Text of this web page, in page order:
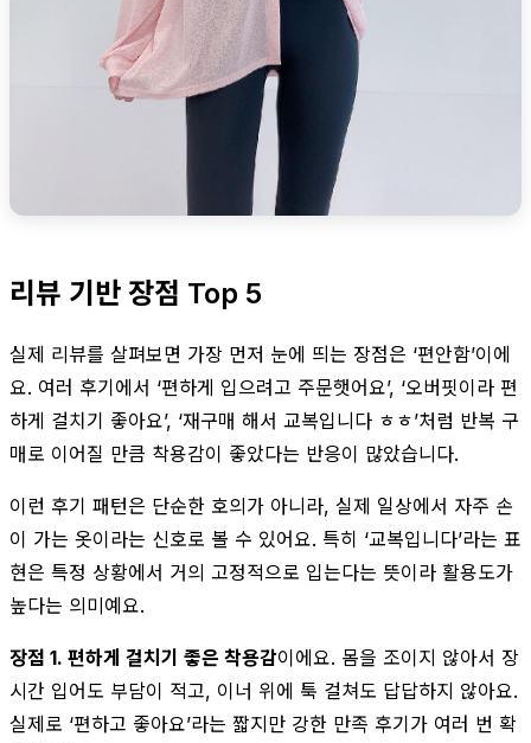
리뷰 기반 장점 Top 5
실제 리뷰를 살펴보면 가장 먼저 눈에 띄는 장점은 ‘편안함’이에
요. 여러 후기에서 ‘편하게 입으려고 주문햇어요’, ‘오버핏이라 편
하게 걸치기 좋아요’, ‘재구매 해서 교복입니다 ㅎㅎ’처럼 반복 구
매로 이어질 만큼 착용감이 좋았다는 반응이 많았습니다.
이런 후기 패턴은 단순한 호의가 아니라, 실제 일상에서 자주 손
이 가는 옷이라는 신호로 볼 수 있어요. 특히 ‘교복입니다’라는 표
현은 특정 상황에서 거의 고정적으로 입는다는 뜻이라 활용도가
높다는 의미예요.
장점 1. 편하게 걸치기 좋은 착용감이에요. 몸을 조이지 않아서 장
시간 입어도 부담이 적고, 이너 위에 툭 걸쳐도 답답하지 않아요.
실제로 ‘편하고 좋아요’라는 짧지만 강한 만족 후기가 여러 번 확